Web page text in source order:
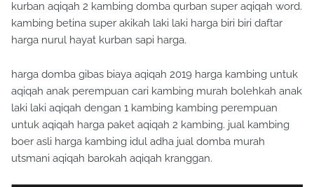
kambing betina super akikah laki laki harga biri biri daftar
harga nurul hayat kurban sapi harga.
aqiqah anak perempuan cari kambing murah bolehkah anak
laki laki aqiqah dengan 1 kambing kambing perempuan
untuk aqiqah harga paket aqiqah 2 kambing. jual kambing
boer asli harga kambing idul adha jual domba murah
utsmani aqiqah barokah aqiqah kranggan.